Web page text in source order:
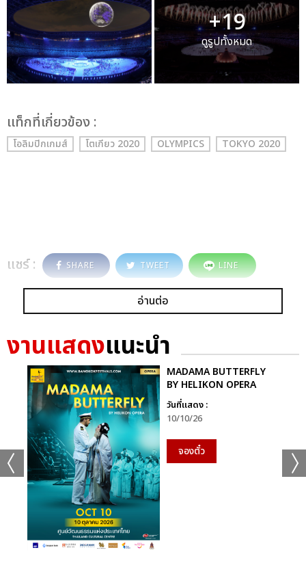
+19
ดูรูปทั้งหมด
เเท็กที่เกี่ยวข้อง :
โอลิมปิกเกมส์ โตเกียว 2020 OLYMPICS TOKYO 2020
แชร์ : SHARE TWEET LINE
อ่านต่อ
งานแสดงแนะนำ
MADAMA BUTTERFLY
BY HELIKON OPERA
วันที่แสดง :
10/10/26
จองตั๋ว